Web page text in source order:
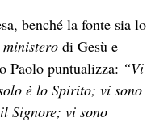
benché la fonte sia lo
ministero di Gesù e
Paolo puntualizza: “Vi
è lo Spirito; vi sono
Signore; vi sono